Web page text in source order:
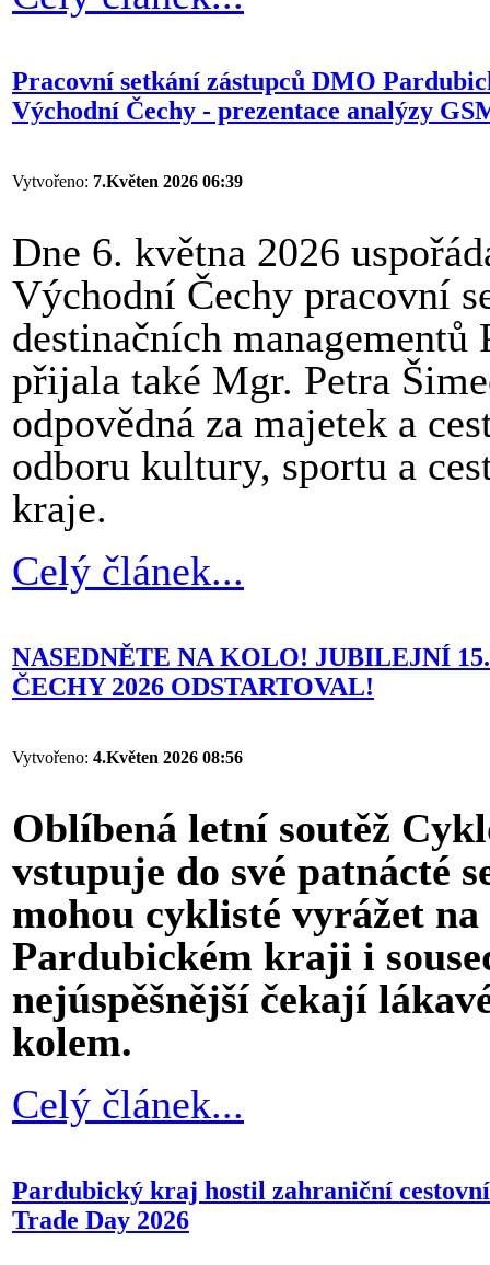
Pracovní setkání zástupců DMO
Východní Čechy - prezentace analýzy
Vytvořeno: 7.Květen 2026 06:39
Dne 6. května 2026
Východní Čechy pracovní
destinačních
přijala také Mgr. Petra
odpovědná za majetek a
odboru kultury, sportu a
kraje.
Celý článek...
NASEDNĚTE NA KOLO! JUBILEJNÍ
ČECHY 2026 ODSTARTOVAL!
Vytvořeno: 4.Květen 2026 08:56
Oblíbená letní soutěž
vstupuje do své patnácté
mohou cyklisté vyrážet
Pardubickém kraji i
nejúspěšnější čekají
kolem.
Celý článek...
Pardubický kraj hostil zahraniční
Trade Day 2026